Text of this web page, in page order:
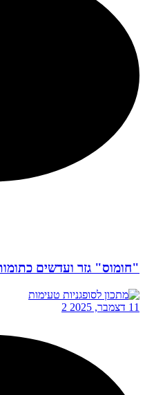
"חומוס" גזר ועדשים
11 דצמבר, 2025 2